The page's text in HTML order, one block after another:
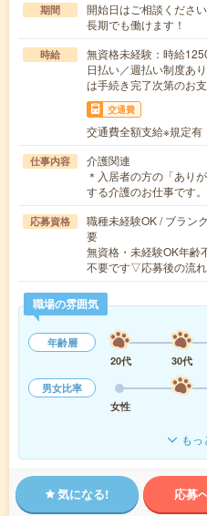
期間
開始日はご相談くだ
長期でも働けます！
時給
無資格未経験：時給
日払い／週払い制度あ
は手続き完了次第のお支
交通費
交通費全額支給※規定有
仕事内容
介護関連
＊入居者の方の「あり
する介護のお仕事です
応募資格
職種未経験OK / ブラン
要
無資格・未経験OK年
不要です▽応募後の流
職場の雰囲気
年齢層
20代
30代
男女比率
女性
もっ
気になる! 応募